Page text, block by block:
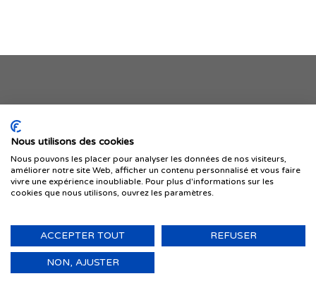
Je publie mon offre
© 1999-2026 IMMIGRER.COM INC. — TOUS DROITS RÉSERVÉS
Nous utilisons des cookies
Nous pouvons les placer pour analyser les données de nos visiteurs,
améliorer notre site Web, afficher un contenu personnalisé et vous faire
vivre une expérience inoubliable. Pour plus d'informations sur les
cookies que nous utilisons, ouvrez les paramètres.
ACCEPTER TOUT REFUSER
NON, AJUSTER